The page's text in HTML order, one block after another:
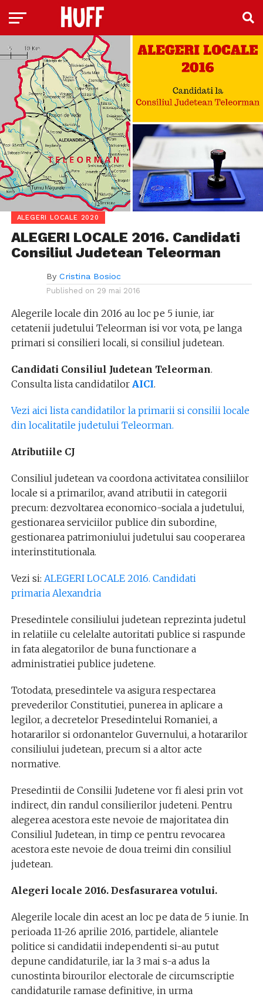
ALEGERI LOCALE 2020
ALEGERI LOCALE 2016. Candidati
Consiliul Judetean Teleorman
By Cristina Bosioc
Published on 29 mai 2016
Alegerile locale din 2016 au loc pe 5 iunie, iar
cetatenii judetului Teleorman isi vor vota, pe langa
primari si consilieri locali, si consiliul judetean.
Candidati Consiliul Judetean Teleorman.
Consulta lista candidatilor AICI.
Vezi aici lista candidatilor la primarii si consilii locale
din localitatile judetului Teleorman.
Atributiile CJ
Consiliul judetean va coordona activitatea consiliilor
locale si a primarilor, avand atributii in categorii
precum: dezvoltarea economico-sociala a judetului,
gestionarea serviciilor publice din subordine,
gestionarea patrimoniului judetului sau cooperarea
interinstitutionala.
Vezi si: ALEGERI LOCALE 2016. Candidati
primaria Alexandria
Presedintele consiliului judetean reprezinta judetul
in relatiile cu celelalte autoritati publice si raspunde
in fata alegatorilor de buna functionare a
administratiei publice judetene.
Totodata, presedintele va asigura respectarea
prevederilor Constitutiei, punerea in aplicare a
legilor, a decretelor Presedintelui Romaniei, a
hotararilor si ordonantelor Guvernului, a hotararilor
consiliului judetean, precum si a altor acte
normative.
Presedintii de Consilii Judetene vor fi alesi prin vot
indirect, din randul consilierilor judeteni. Pentru
alegerea acestora este nevoie de majoritatea din
Consiliul Judetean, in timp ce pentru revocarea
acestora este nevoie de doua treimi din consiliul
judetean.
Alegeri locale 2016. Desfasurarea votului.
Alegerile locale din acest an loc pe data de 5 iunie. In
perioada 11-26 aprilie 2016, partidele, aliantele
politice si candidatii independenti si-au putut
depune candidaturile, iar la 3 mai s-a adus la
cunostinta birourilor electorale de circumscriptie
candidaturile ramase definitive, in urma